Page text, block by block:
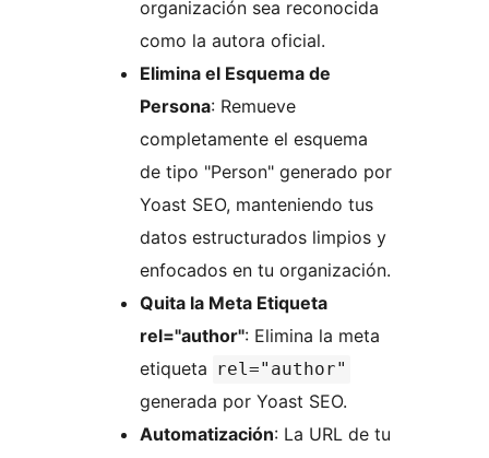
organización sea reconocida
como la autora oficial.
Elimina el Esquema de
Persona: Remueve
completamente el esquema
de tipo "Person" generado por
Yoast SEO, manteniendo tus
datos estructurados limpios y
enfocados en tu organización.
Quita la Meta Etiqueta
rel="author": Elimina la meta
etiqueta rel="author"
generada por Yoast SEO.
Automatización: La URL de tu